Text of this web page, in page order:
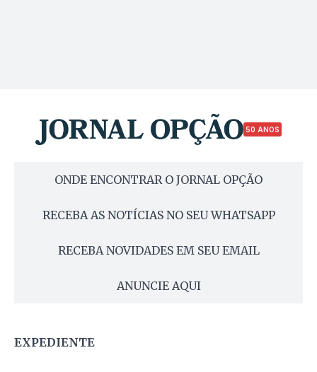
50 ANOS
ONDE ENCONTRAR O JORNAL OPÇÃO
RECEBA AS NOTÍCIAS NO SEU WHATSAPP
RECEBA NOVIDADES EM SEU EMAIL
ANUNCIE AQUI
EXPEDIENTE